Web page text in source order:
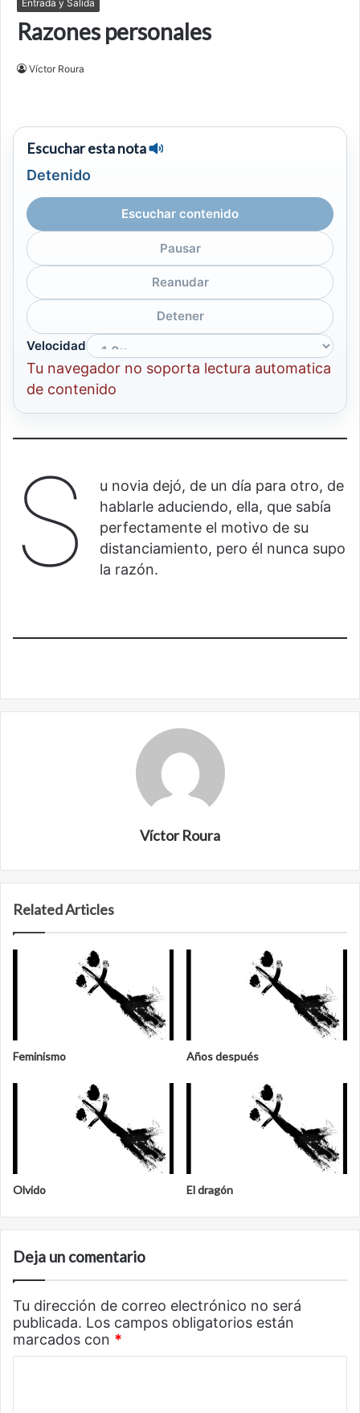
Entrada y Salida
Razones personales
Víctor Roura
Escuchar esta nota
Detenido
Escuchar contenido
Pausar
Reanudar
Detener
Velocidad
Tu navegador no soporta lectura automatica
de contenido
S
u novia dejó, de un día para otro, de
hablarle aduciendo, ella, que sabía
perfectamente el motivo de su
distanciamiento, pero él nunca supo
la razón.
Víctor Roura
Related Articles
Feminismo Años después
Olvido El dragón
Deja un comentario
Tu dirección de correo electrónico no será
publicada. Los campos obligatorios están
marcados con *